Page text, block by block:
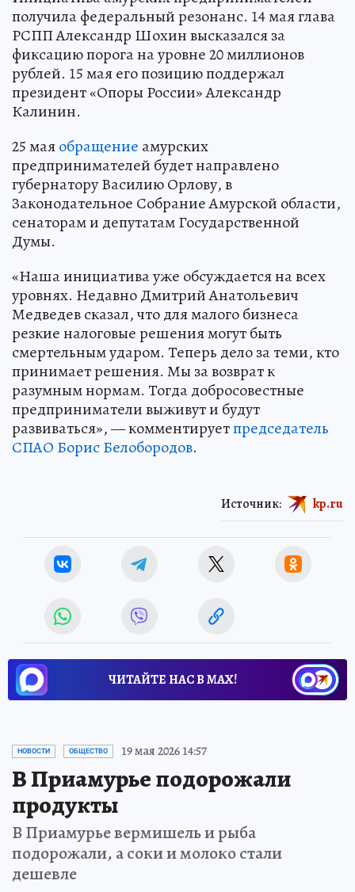
получила федеральный резонанс. 14 мая глава
РСПП Александр Шохин высказался за
фиксацию порога на уровне 20 миллионов
рублей. 15 мая его позицию поддержал
президент «Опоры России» Александр
Калинин.
25 маяобращение амурских
предпринимателей будет направлено
губернатору Василию Орлову, в
Законодательное Собрание Амурской области,
сенаторам и депутатам Государственной
Думы.
«Наша инициатива уже обсуждается на всех
уровнях. Недавно Дмитрий Анатольевич
Медведев сказал, что для малого бизнеса
резкие налоговые решения могут быть
смертельным ударом. Теперь дело за теми, кто
принимает решения. Мы за возврат к
разумным нормам. Тогда добросовестные
предприниматели выживут и будут
развиваться», — комментируетпредседатель
СПАО Борис Белобородов.
Источник: kp.ru
ЧИТАЙТЕ НАС В МАХ!
НОВОСТИ ОБЩЕСТВО 19 мая 2026 14:57
В Приамурье подорожали
продукты
В Приамурье вермишель и рыба
подорожали, а соки и молоко стали
дешевле